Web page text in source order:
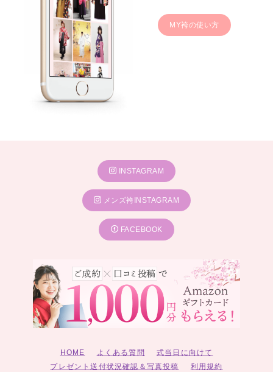
MY袴の使い方
INSTAGRAM
メンズ袴INSTAGRAM
FACEBOOK
HOME よくある質問
式当日に向けて
プレゼント送付状況確認＆写真投稿
利用規約